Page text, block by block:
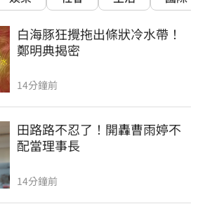
白海豚狂攪拖出條狀冷水帶！
鄭明典揭密
14分鐘前
田路路不忍了！開轟曹雨婷不
配當理事長
14分鐘前